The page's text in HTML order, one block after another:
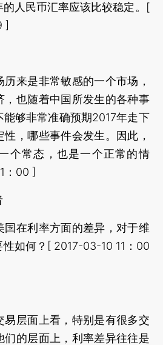
人民币汇率应该比较稳定。[
]
来是非常敏感的一个市场，
，也随着中国所发生的各种事
够非常准确预期2017年走下
，哪些事件会发生。因此，
个常态，也是一个正常的情
：00 ]
在利率方面的差异，对于维
如何？[ 2017-03-10 11：00
层面上看，特别是有很多交
们的层面上，利率差异往往是